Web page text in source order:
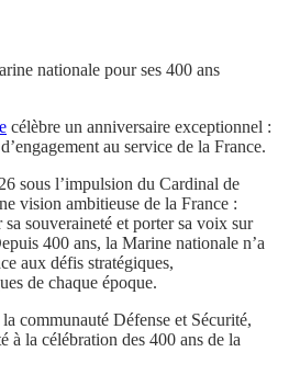
nationale pour ses 400 ans
célèbre un anniversaire exceptionnel :
au service de la France.
sous l’impulsion du Cardinal de
vision ambitieuse de la France :
sa souveraineté et porter sa voix sur
400 ans, la Marine nationale n’a
aux défis stratégiques,
de chaque époque.
communauté Défense et Sécurité,
à la célébration des 400 ans de la